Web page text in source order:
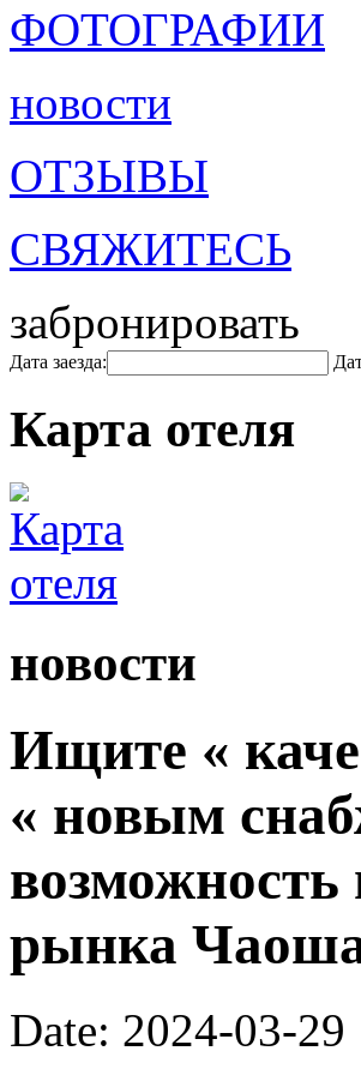
ФОТОГРАФИИ
новости
ОТЗЫВЫ
СВЯЖИТЕСЬ
забронировать
Дата заезда:
Карта отеля
новости
Ищите «
« новым
возможность
рынка
Date: 2024-03-29